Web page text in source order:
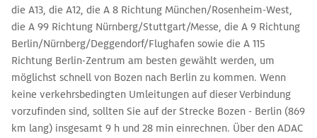
die A13, die A12, die A 8 Richtung München/Rosenheim-West,
die A 99 Richtung Nürnberg/Stuttgart/Messe, die A 9 Richtung
Berlin/Nürnberg/Deggendorf/Flughafen sowie die A 115
Richtung Berlin-Zentrum am besten gewählt werden, um
möglichst schnell von Bozen nach Berlin zu kommen. Wenn
keine verkehrsbedingten Umleitungen auf dieser Verbindung
vorzufinden sind, sollten Sie auf der Strecke Bozen - Berlin (869
km lang) insgesamt 9 h und 28 min einrechnen. Über den ADAC